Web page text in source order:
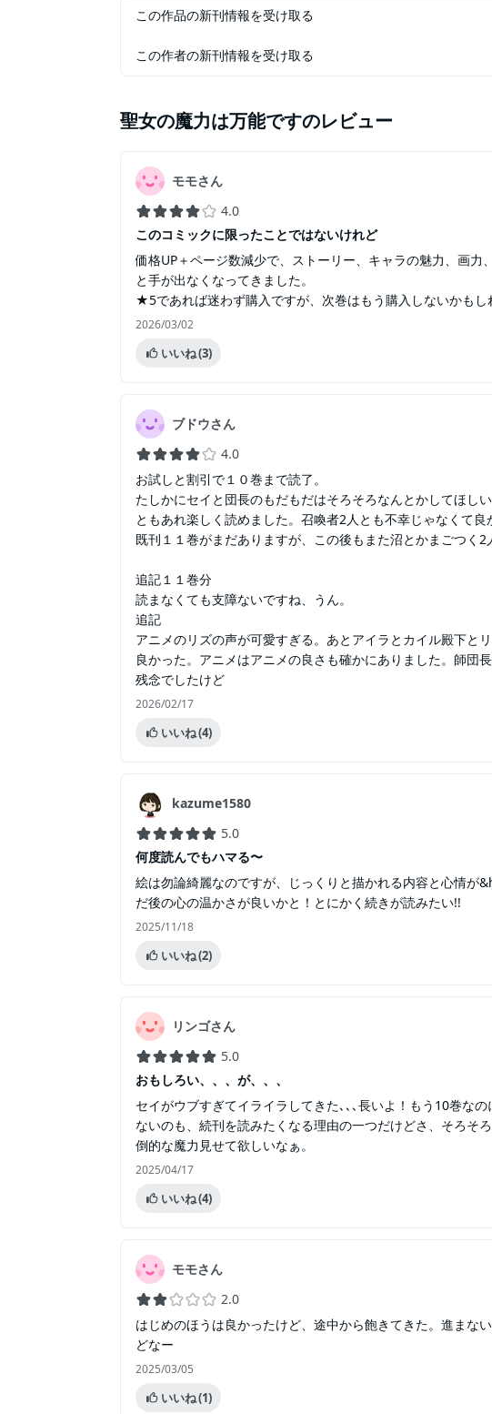
この作品の新刊情報を受け取る
この作者の新刊情報を受け取る
聖女の魔力は万能ですのレビュー
モモさん
4.0
このコミックに限ったことではないけれど
価格UP＋ページ数減少で、ストーリー、キャラの魅力、画
と手が出なくなってきました。
★5であれば迷わず購入ですが、次巻はもう購入しないかもし
2026/03/02
いいね(3)
ブドウさん
4.0
お試しと割引で１０巻まで読了。
たしかにセイと団長のもだもだはそろそろなんとかしてほしい
ともあれ楽しく読めました。召喚者2人とも不幸じゃなくて良
既刊１１巻がまだありますが、この後もまた沼とかまごつく2
追記１１巻分
読まなくても支障ないですね、うん。
追記
アニメのリズの声が可愛すぎる。あとアイラとカイル殿下と
良かった。アニメはアニメの良さも確かにありました。師団
残念でしたけど
2026/02/17
いいね(4)
kazume1580
5.0
何度読んでもハマる〜
絵は勿論綺麗なのですが、じっくりと描かれる内容と心情が
だ後の心の温かさが良いかと！とにかく続きが読みたい!!
2025/11/18
いいね(2)
リンゴさん
5.0
おもしろい、、、が、、、
セイがウブすぎてイライラしてきた､､､長いよ！もう10巻な
ないのも、続刊を読みたくなる理由の一つだけどさ、そろそ
倒的な魔力見せて欲しいなぁ。
2025/04/17
いいね(4)
モモさん
2.0
はじめのほうは良かったけど、途中から飽きてきた。進まな
どなー
2025/03/05
いいね(1)